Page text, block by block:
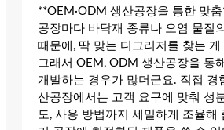
**OEM·ODM 생산공장을 통한 맞
공장마다 바닥재 종류나 오염 물질
때문에, 딱 맞는 디그리저를 찾는
그래서 OEM, ODM 생산공장을 통
개발하는 경우가 많더군요. 직접 경
산공장에서는 고객 요구에 맞춰 성
도, 사용 방법까지 세밀하게 조율해